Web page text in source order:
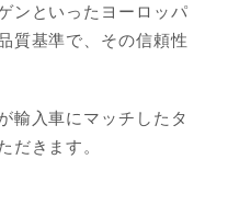
ンといったヨーロッパ
質基準で、その信頼性
輸入車にマッチしたタ
だきます。